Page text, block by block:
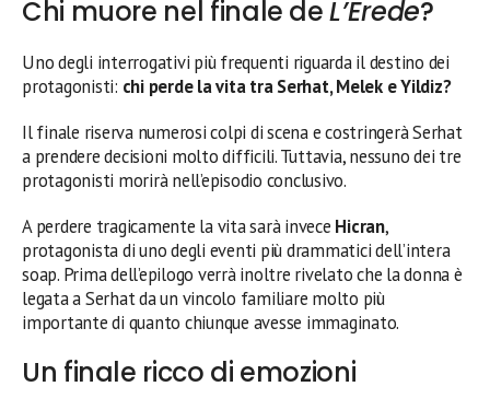
Chi muore nel finale deL’Erede?
Uno degli interrogativi più frequenti riguarda il destino dei
protagonisti: chi perde la vita tra Serhat, Melek e Yildiz?
Il finale riserva numerosi colpi di scena e costringerà Serhat
a prendere decisioni molto difficili. Tuttavia, nessuno dei tre
protagonisti morirà nell’episodio conclusivo.
A perdere tragicamente la vita sarà invece Hicran,
protagonista di uno degli eventi più drammatici dell’intera
soap. Prima dell’epilogo verrà inoltre rivelato che la donna è
legata a Serhat da un vincolo familiare molto più
importante di quanto chiunque avesse immaginato.
Un finale ricco di emozioni